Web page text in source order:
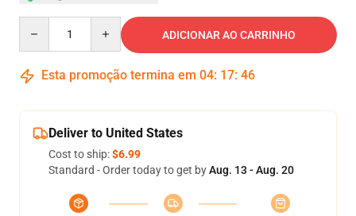
ADICIONAR AO CARRINHO
Esta promoção termina em 04: 17: 46
Deliver to United States
Cost to ship:$6.99
Standard - Order today to get byAug. 13 - Aug. 20